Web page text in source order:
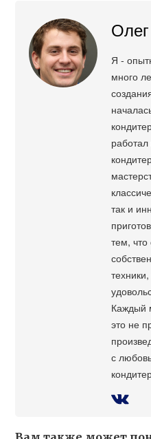
Я -
много
так и
тем, что
Каждый
это не
с